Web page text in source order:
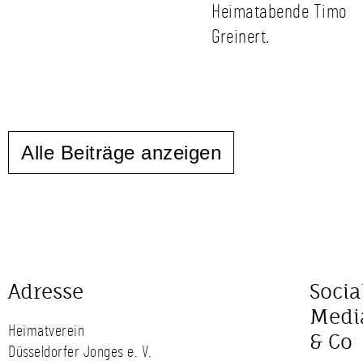
Heimatabende Timo
Greinert.
Alle Beiträge anzeigen
Adresse
Heimatverein
Düsseldorfer Jonges e. V.
& Co